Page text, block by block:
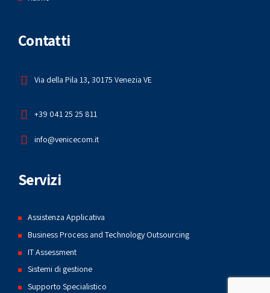
Contatti
Via della Pila 13, 30175 Venezia VE
+39 041 25 25 811
info@venicecom.it
Servizi
Assistenza Applicativa
Business Process and Technology Outsourcing
IT Assessment
Sistemi di gestione
Supporto Specialistico